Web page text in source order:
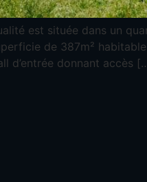
est située dans un
de 387m²
d’entrée donnant accès